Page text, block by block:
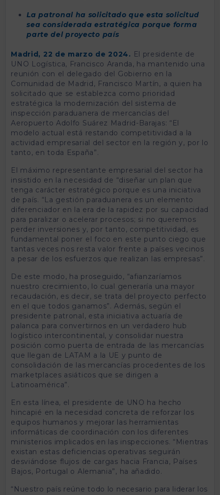
La patronal ha solicitado que esta solicitud
sea considerada estratégica porque forma
parte del proyecto país
Madrid, 22 de marzo de 2024. El presidente de
UNO Logística, Francisco Aranda, ha mantenido una
reunión con el delegado del Gobierno en la
Comunidad de Madrid, Francisco Martín, a quien ha
solicitado que se establezca como prioridad
estratégica la modernización del sistema de
inspección paraduanera de mercancías del
Aeropuerto Adolfo Suárez Madrid-Barajas: “El
modelo actual está restando competitividad a la
actividad empresarial del sector en la región y, por lo
tanto, en toda España”.
El máximo representante empresarial del sector ha
insistido en la necesidad de “diseñar un plan que
tenga carácter estratégico porque es una iniciativa
de país. “La gestión paraduanera es un elemento
diferenciador en la era de la rapidez por su capacidad
para paralizar o acelerar procesos; si no queremos
perder inversiones y, por tanto, competitividad, es
fundamental poner el foco en este punto ciego que
tantas veces nos resta valor frente a países vecinos
a pesar de los esfuerzos que realizan las empresas”.
De este modo, ha proseguido, “afianzaríamos
nuestro crecimiento, lo cual generaría una mayor
recaudación, es decir, se trata del proyecto perfecto
en el que todos ganamos”. Además, según el
presidente patronal, esta iniciativa actuaría de
palanca para convertirnos en un verdadero hub
logístico intercontinental, y consolidar nuestra
posición como puerta de entrada de las mercancías
que llegan de LATAM a la UE y punto de
consolidación de las mercancías procedentes de los
marketplaces asiáticos que se dirigen a
Latinoamérica”.
En esta línea, el presidente de UNO ha hecho
hincapié en la necesidad concreta de reforzar los
equipos humanos y mejorar las herramientas
informáticas de coordinación con los diferentes
ministerios implicados en las inspecciones. “Mientras
existan estas deficiencias operativas seguirán
desviándose flujos de cargas hacia Francia, Países
Bajos, Portugal o Alemania”, ha añadido.
“Nuestro país reúne todo lo necesario para liderar los